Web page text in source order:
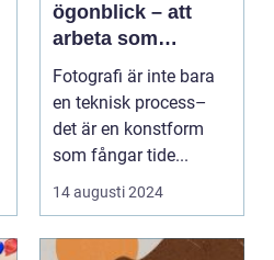
ögonblick – att
arbeta som
fotograf i
Norrköping
Fotografi är inte bara
en teknisk process–
det är en konstform
som fångar tide...
14 augusti 2024